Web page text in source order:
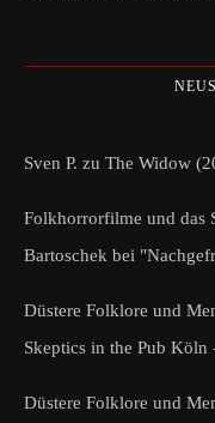
Sven P. zu The Widow
Folkhorrorfilme und das
Bartoschek bei
Düstere Folklore und
Skeptics in the Pub Köln
Düstere Folklore und